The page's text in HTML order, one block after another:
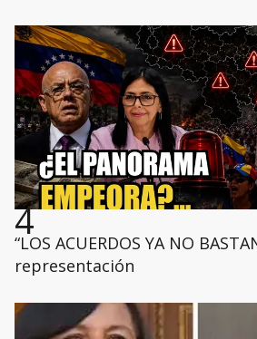
4
“LOS ACUERDOS YA NO
representación